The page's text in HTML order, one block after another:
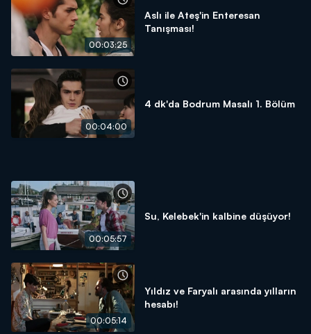
00:03:25
Aslı ile Ateş'in Enteresan
Tanışması!
00:04:00
4 dk'da Bodrum Masalı 1. Bölüm
00:05:57
Su, Kelebek'in kalbine düşüyor!
00:05:14
Yıldız ve Faryalı arasında yılların
hesabı!